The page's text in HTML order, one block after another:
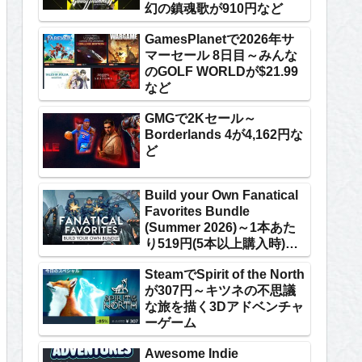
幻の鎮魂歌が910円など
GamesPlanetで2026年サ
マーセール 8日目～みんな
のGOLF WORLDが$21.99
など
GMGで2Kセール～
Borderlands 4が4,162円な
ど
Build your Own Fanatical
Favorites Bundle
(Summer 2026)～1本あた
り519円(5本以上購入時)な
ど
SteamでSpirit of the North
が307円～キツネの不思議
な旅を描く3Dアドベンチャ
ーゲーム
Awesome Indie